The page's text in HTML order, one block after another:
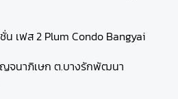
เฟส 2 Plum Condo Bangyai
จนาภิเษก ต.บางรักพัฒนา